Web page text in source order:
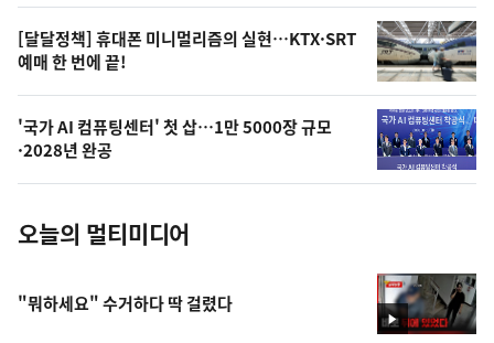
오
늘
의
사
진
[달달정책] 휴대폰 미니멀리즘의 실현…KTX·SRT
예매 한 번에 끝!
'국가 AI 컴퓨팅센터' 첫 삽…1만 5000장 규모
·2028년 완공
오늘의 멀티미디어
영
"뭐하세요" 수거하다 딱 걸렸다